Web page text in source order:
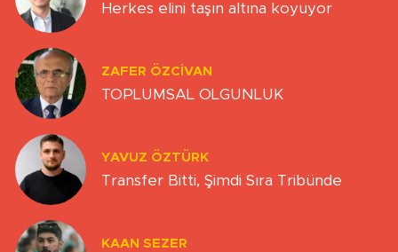
Herkes elini taşın altına koyuyor
ZAFER ÖZCIVAN
TOPLUMSAL OLGUNLUK
YAVUZ ÖZTÜRK
Transfer Bitti, Şimdi Sıra Tribünde
KAAN SEZER